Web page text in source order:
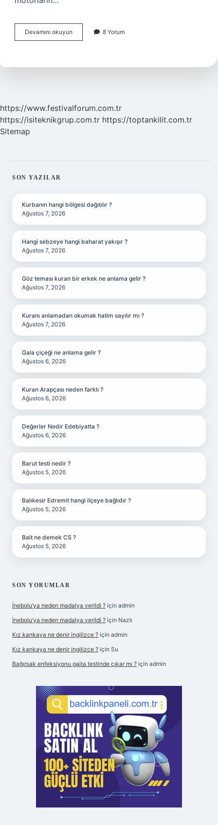
Devamını okuyun
fazla
ne
8 Yorum
https://www.festivalforum.com.tr
https://isiteknikgrup.com.tr https://toptankilit.com.tr
Sitemap
SIDEBAR
SON YAZILAR
Kurbanın hangi bölgesi dağıtılır ?
Ağustos 7, 2026
Hangi sebzeye hangi baharat yakışır ?
Ağustos 7, 2026
Göz teması kuran bir erkek ne anlama gelir ?
Ağustos 7, 2026
Kuranı anlamadan okumak hatim sayılır mı ?
Ağustos 7, 2026
Gala çiçeği ne anlama gelir ?
Ağustos 6, 2026
Kuran Arapçası neden farklı ?
Ağustos 6, 2026
Değerler Nedir Edebiyatta ?
Ağustos 6, 2026
Barut testi nedir ?
Ağustos 5, 2026
Balıkesir Edremit hangi ilçeye bağlıdır ?
Ağustos 5, 2026
Bait ne demek CS ?
Ağustos 5, 2026
SON YORUMLAR
İnebolu’ya neden madalya verildi ? için admin
İnebolu’ya neden madalya verildi ? için Nazlı
Kız kankaya ne denir ingilizce ? için admin
Kız kankaya ne denir ingilizce ? için Su
Bağırsak enfeksiyonu gaita testinde çıkar mı ? için admin